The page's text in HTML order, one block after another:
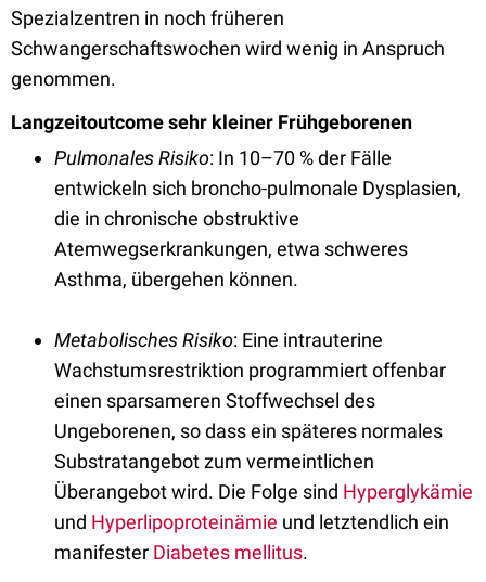
Spezialzentren in noch früheren
Schwangerschaftswochen wird wenig in Anspruch
genommen.
Langzeitoutcome sehr kleiner Frühgeborenen
Pulmonales Risiko: In 10–70 % der Fälle
entwickeln sich broncho-pulmonale Dysplasien,
die in chronische obstruktive
Atemwegserkrankungen, etwa schweres
Asthma, übergehen können.
Metabolisches Risiko: Eine intrauterine
Wachstumsrestriktion programmiert offenbar
einen sparsameren Stoffwechsel des
Ungeborenen, so dass ein späteres normales
Substratangebot zum vermeintlichen
Überangebot wird. Die Folge sind Hyperglykämie
und Hyperlipoproteinämie und letztendlich ein
manifester Diabetes mellitus.